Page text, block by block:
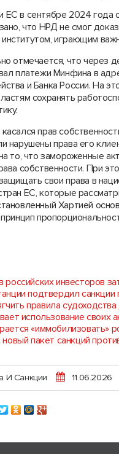
в сентябре 2024 года
что НРД не смог
играющим
отмечается, что через
платежи Минфина в
и Банка России. На
сохранять
прав
нарушены права его
то, что замороженные
собственности. При
свои права в
ЕС, которые
Хартией
российских инвесторов
подтвердил санкции
правила
использование своих
«иммобилизовать»
пакет санкций
И Санкции 11.06.2026